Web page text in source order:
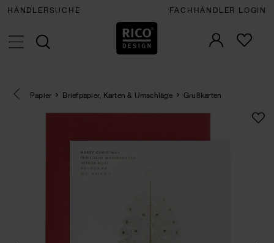
HÄNDLERSUCHE FACHHÄNDLER LOGIN
Eine Kategorie zurück navigieren
Papier Briefpapier, Karten & Umschläge Grußkarten